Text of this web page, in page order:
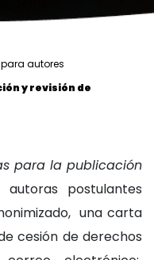
autores
y revisión de
para la publicación
postulantes
una carta
cesión de derechos